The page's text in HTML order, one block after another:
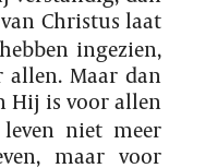
Christus laat
ingezien,
allen. Maar dan
Hij is voor allen
niet meer
maar voor